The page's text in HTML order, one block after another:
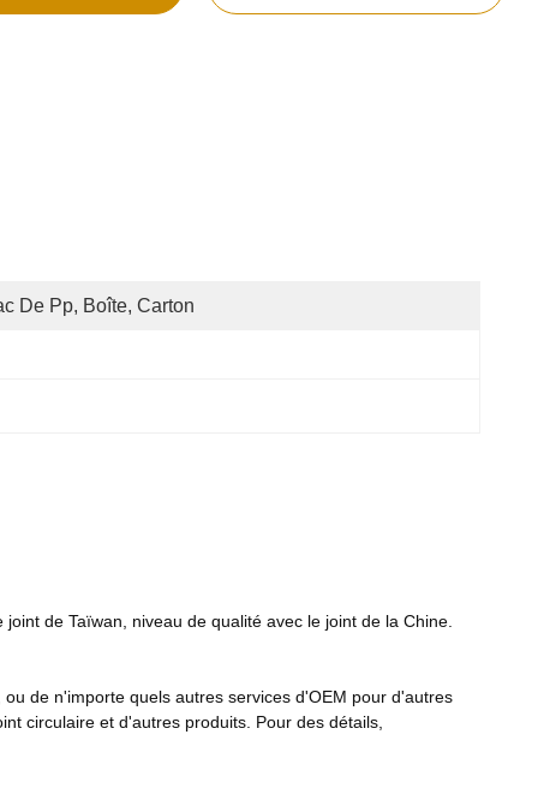
De Pp, Boîte, Carton
de Taïwan, niveau de qualité avec le joint de la Chine.
de n'importe quels autres services d'OEM pour d'autres
circulaire et d'autres produits. Pour des détails,